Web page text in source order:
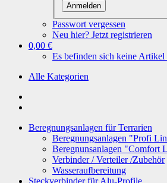
Anmelden
Passwort vergessen
Neu hier? Jetzt registrieren
0,00 €
Es befinden sich keine
Alle Kategorien
Beregnungsanlagen für Terrarien
Beregnungsanlagen "Profi
Beregnunsanlagen "Comfort
Verbinder / Verteiler /Zubehör
Wasseraufbereitung
Steckverbinder für Alu-Profile